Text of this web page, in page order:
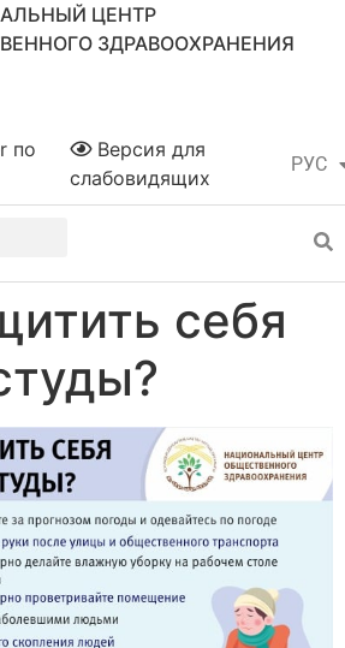
ЦЕНТР
ЗДРАВООХРАНЕНИЯ
РУС
ҚАЗ
Версия для
слабовидящих
по
себя